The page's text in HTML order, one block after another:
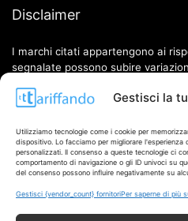
Gestisci la
Utilizziamo tecnologie come i cookie per
dispositivo. Lo facciamo per migliorare l'esperienza
personalizzati. Il consenso a queste tecnologie ci
comportamento di navigazione o gli ID univoci su
del consenso possono influire negativamente su
Gestisci {vendor_count} fornitoriPer saperne di più
Disclaimer
I marchi citati appartengono ai
segnalate possono subire
Info
guadagno dagli acquisti idonei.